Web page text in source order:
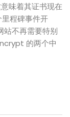
味着其证书现在
程碑事件开
不再需要特别
的两个中